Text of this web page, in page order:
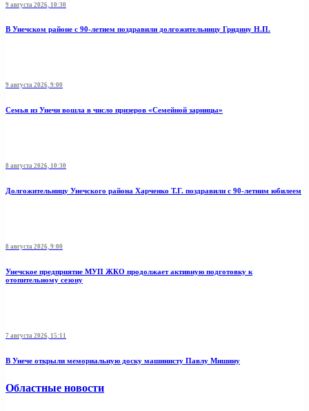
9 августа 2026, 10:30
В Унечском районе с 90-летием поздравили долгожительницу Гридину Н.П.
9 августа 2026, 9:00
Семья из Унечи вошла в число призеров «Семейной зарницы»
8 августа 2026, 10:30
Долгожительницу Унечского района Харченко Т.Г. поздравили с 90-летним юбилеем
8 августа 2026, 9:00
Унечское предприятие МУП ЖКО продолжает активную подготовку к
отопительному сезону
7 августа 2026, 15:11
В Унече открыли мемориальную доску машинисту Павлу Мишину
Областные новости